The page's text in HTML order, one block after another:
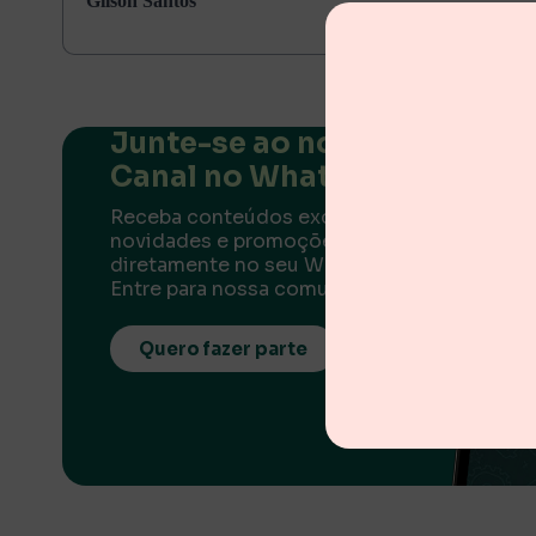
Junte-se ao nosso
Canal no WhatsApp
Receba conteúdos exclusivos,
novidades e promoções
diretamente no seu WhatsApp.
Entre para nossa comunidade!
Quero fazer parte